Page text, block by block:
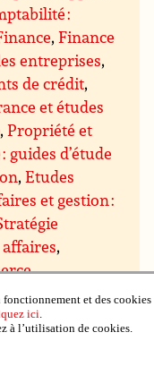
:
,Finance
entreprises,
de crédit,
et études
,Propriété et
guides d’étude
,Etudes
et gestion :
,
,
Ethique dans
,Esprit
;
fonctionnement et des cookies
ici.
à l’utilisation de cookies.